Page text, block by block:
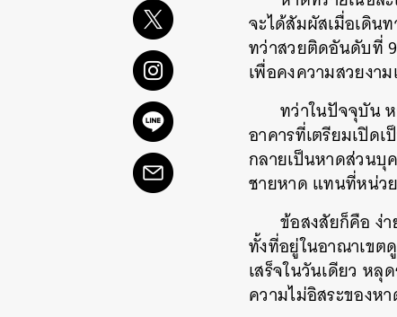
จะได้สัมผัสเมื่อเดิน
ทว่าสวยติดอันดับที่
เพื่อคงความสวยงาม
ทว่าในปัจจุบัน
อาคารที่เตรียมเปิด
กลายเป็นหาดส่วนบุ
ชายหาด แทนที่หน่ว
ข้อสงสัยก็คือ ง่
ทั้งที่อยู่ในอาณาเขต
เสร็จในวันเดียว หลุ
ความไม่อิสระของห